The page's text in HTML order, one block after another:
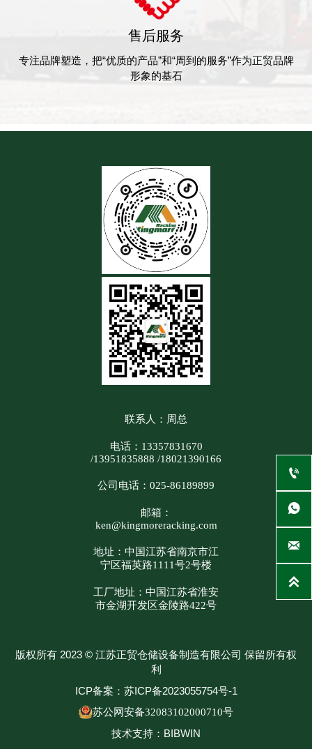
售后服务
专注品牌塑造，把“优质的产品”和“周到的服务”作为正贸品牌
形象的基石
联系人：周总
电话：13357831670
/13951835888 /18021390166
公司电话：025-86189899
邮箱：
ken@kingmoreracking.com
地址：中国江苏省南京市江
宁区福英路1111号2号楼
工厂地址：中国江苏省淮安
市金湖开发区金陵路422号
版权所有 2023 © 江苏正贸仓储设备制造有限公司 保留所有权
利
ICP备案：苏ICP备2023055754号-1
苏公网安备32083102000710号
技术支持：BIBWIN



